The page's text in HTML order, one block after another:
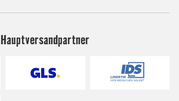
Hauptversandpartner